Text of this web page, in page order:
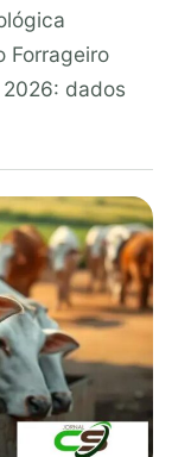
Forrageiro
dados